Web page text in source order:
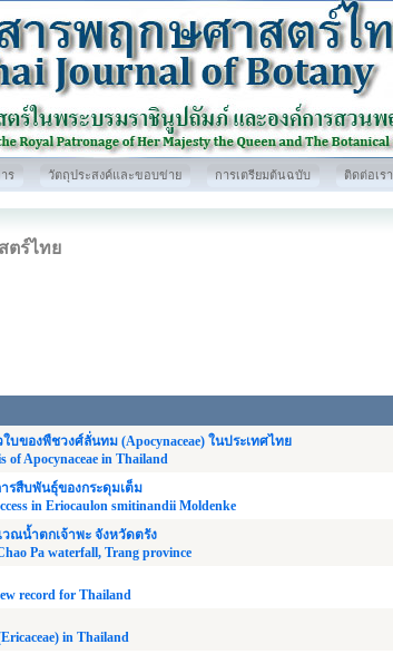
ร วัตถุประสงค์และขอบข่าย การเตรียมต้นฉบับ ติดต่อเรา
ตร์ไทย
บของพืชวงศ์ลั่นทม (Apocynaceae) ในประเทศไทย
of Apocynaceae in Thailand
รสืบพันธุ์ของกระดุมเต็ม
in Eriocaulon smitinandii Moldenke
ณน้ำตกเจ้าพะ จังหวัดตรัง
Pa waterfall, Trang province
record for Thailand
in Thailand